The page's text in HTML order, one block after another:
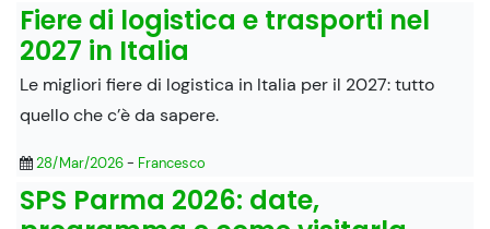
Fiere di logistica e trasporti nel
2027 in Italia
Le migliori fiere di logistica in Italia per il 2027: tutto
quello che c’è da sapere.
28/Mar/2026- Francesco
SPS Parma 2026: date,